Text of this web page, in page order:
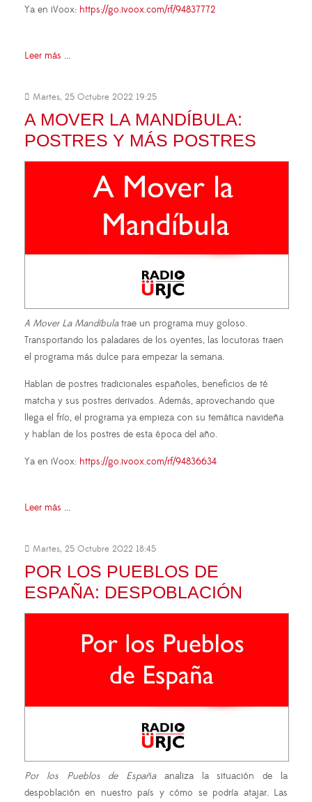
Ya en iVoox: https://go.ivoox.com/rf/94837772
Leer más ...
Martes, 25 Octubre 2022 19:25
A MOVER LA MANDÍBULA:
POSTRES Y MÁS POSTRES
A Mover La Mandíbulatrae un programa muy goloso.
Transportando los paladares de los oyentes, las locutoras traen
el programa más dulce para empezar la semana.
Hablan de postres tradicionales españoles, beneficios de té
matcha y sus postres derivados. Además, aprovechando que
llega el frío, el programa ya empieza con su temática navideña
y hablan de los postres de esta época del año.
Ya en iVoox: https://go.ivoox.com/rf/94836634
Leer más ...
Martes, 25 Octubre 2022 18:45
POR LOS PUEBLOS DE
ESPAÑA: DESPOBLACIÓN
Por los Pueblos de Españaanaliza la situación de la
despoblación en nuestro país y cómo se podría atajar. Las